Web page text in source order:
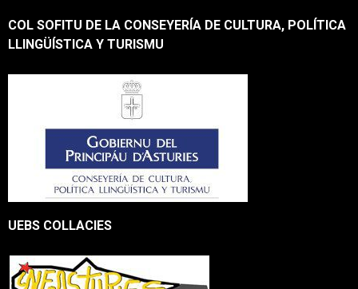
COL SOFITU DE LA CONSEYERÍA DE CULTURA, POLÍTICA
LLINGÜÍSTICA Y TURISMU
UEBS COLLACIES